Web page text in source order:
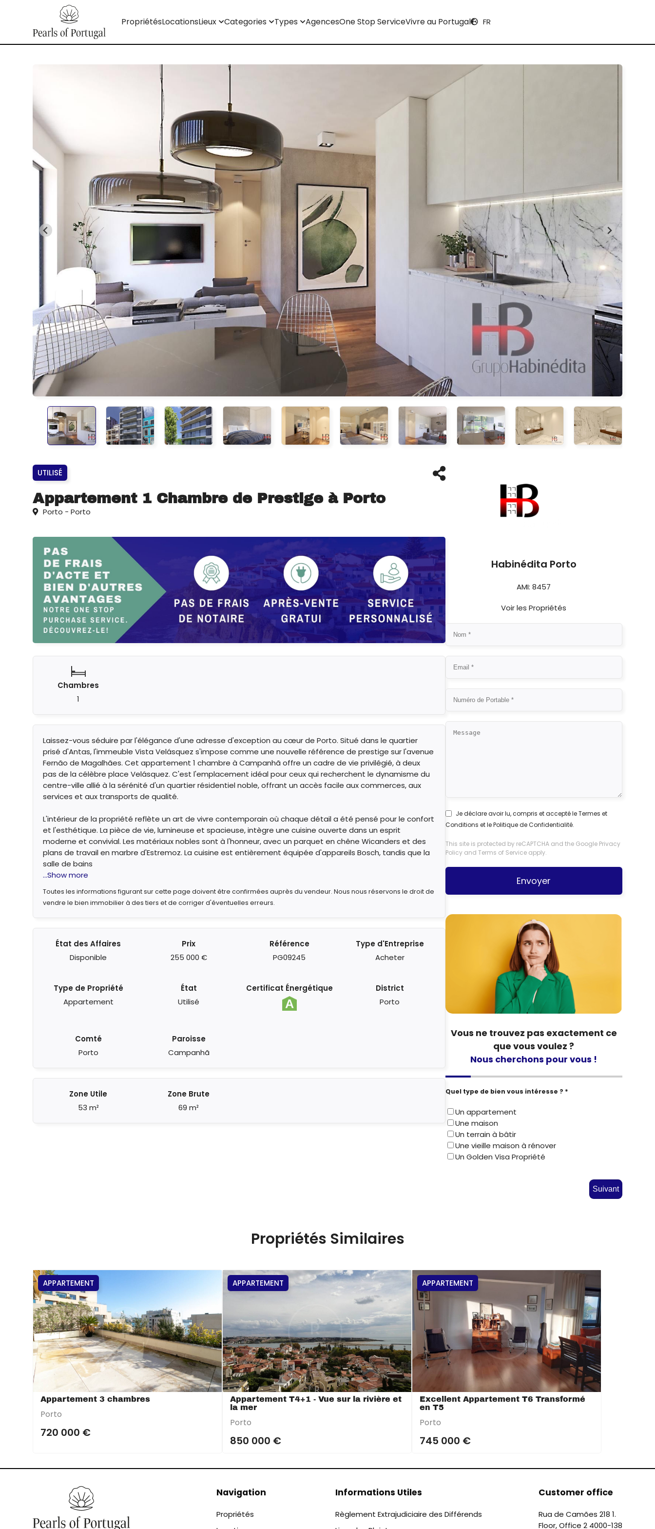
PropriétésLocationsLieux Categories Types AgencesOne Stop ServiceVivre au Portugal FR
UTILISÉ
Appartement 1 Chambre de Prestige à Porto
Porto - Porto
Chambres
1
Laissez-vous séduire par l'élégance d'une adresse d'exception au cœur de Porto. Situé dans le quartier
prisé d'Antas, l'immeuble Vista Velásquez s'impose comme une nouvelle référence de prestige sur l'avenue
Fernão de Magalhães. Cet appartement 1 chambre à Campanhã offre un cadre de vie privilégié, à deux
pas de la célèbre place Velásquez. C'est l'emplacement idéal pour ceux qui recherchent le dynamisme du
centre-ville allié à la sérénité d'un quartier résidentiel noble, offrant un accès facile aux commerces, aux
services et aux transports de qualité.
L'intérieur de la propriété reflète un art de vivre contemporain où chaque détail a été pensé pour le confort
et l'esthétique. La pièce de vie, lumineuse et spacieuse, intègre une cuisine ouverte dans un esprit
moderne et convivial. Les matériaux nobles sont à l'honneur, avec un parquet en chêne Wicanders et des
plans de travail en marbre d'Estremoz. La cuisine est entièrement équipée d'appareils Bosch, tandis que la
salle de bains
...Show more
Toutes les informations figurant sur cette page doivent être confirmées auprès du vendeur. Nous nous réservons le droit de
vendre le bien immobilier à des tiers et de corriger d'éventuelles erreurs.
État des Affaires
Disponible
Prix
255 000 €
Référence
PG09245
Type d'Entreprise
Acheter
Type de Propriété
Appartement
État
Utilisé
Certificat Énergétique
District
Porto
Comté
Porto
Paroisse
Campanhã
Zone Utile
53 m²
Zone Brute
69 m²
Habinédita Porto
AMI: 8457
Voir les Propriétés
Je déclare avoir lu, compris et accepté leTermes et
Conditions et lePolitique de Confidentialité.
This site is protected by reCAPTCHA and the Google Privacy
Policyand Terms of Serviceapply.
Envoyer
Vous ne trouvez pas exactement ce
que vous voulez ?
Nous cherchons pour vous !
Quel type de bien vous intéresse ? *
Un appartement
Une maison
Un terrain à bâtir
Une vieille maison à rénover
Un Golden Visa Propriété
Suivant
Propriétés Similaires
APPARTEMENT
Appartement 3 chambres
Porto
720 000 €
APPARTEMENT
Appartement T4+1 - Vue sur la rivière et
la mer
Porto
850 000 €
APPARTEMENT
Excellent Appartement T6 Transformé
en T5
Porto
745 000 €
Navigation
Propriétés
Informations Utiles
Règlement Extrajudiciaire des Différends
Customer office
Rua de Camões 218 1.
Floor, Office 2 4000-138